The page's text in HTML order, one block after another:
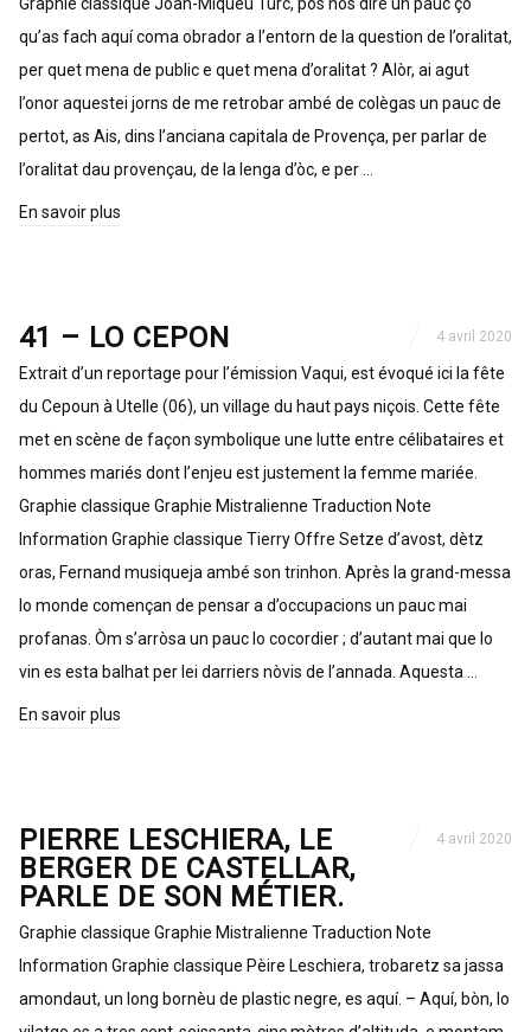
qu’as fach aquí coma obrador a l’entorn de la question de l’oralitat,
per quet mena de public e quet mena d’oralitat ? Alòr, ai agut
l’onor aquestei jorns de me retrobar ambé de colègas un pauc de
pertot, as Ais, dins l’anciana capitala de Provença, per parlar de
l’oralitat dau provençau, de la lenga d’òc, e per …
En savoir plus
41 – LO CEPON 4 avril 2020
Extrait d’un reportage pour l’émission Vaqui, est évoqué ici la fête
du Cepoun à Utelle (06), un village du haut pays niçois. Cette fête
met en scène de façon symbolique une lutte entre célibataires et
hommes mariés dont l’enjeu est justement la femme mariée.
Graphie classique Graphie Mistralienne Traduction Note
Information Graphie classique Tierry Offre Setze d’avost, dètz
oras, Fernand musiqueja ambé son trinhon. Après la grand-messa
lo monde començan de pensar a d’occupacions un pauc mai
profanas. Òm s’arròsa un pauc lo cocordier ; d’autant mai que lo
vin es esta balhat per lei darriers nòvis de l’annada. Aquesta …
En savoir plus
PIERRE LESCHIERA, LE
BERGER DE CASTELLAR,
PARLE DE SON MÉTIER.
4 avril 2020
Graphie classique Graphie Mistralienne Traduction Note
Information Graphie classique Pèire Leschiera, trobaretz sa jassa
amondaut, un long bornèu de plastic negre, es aquí. – Aquí, bòn, lo